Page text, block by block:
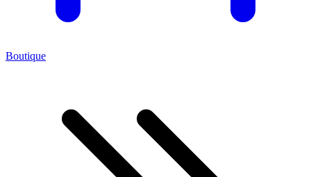
Boutique